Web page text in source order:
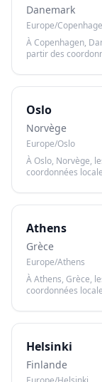
Danemark
Europe/
À Copenhagen,
partir des
basé sur le lever
Oslo
Norvège
Europe/Oslo
À Oslo, Norvège,
coordonnées
coucher du soleil.
Athens
Grèce
Europe/Athens
À Athens, Grèce,
coordonnées
coucher du soleil.
Helsinki
Finlande